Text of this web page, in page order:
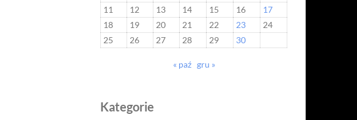
11
12 13 14 15 16
17
18
19 20 21 22 23
24
25
26 27 28 29 30
« paź gru »
Kategorie